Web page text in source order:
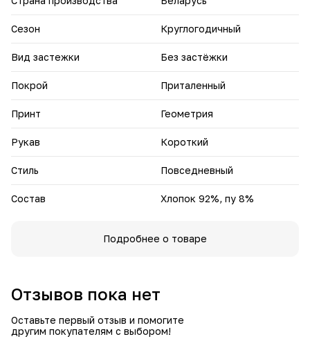
Сезон Круглогодичный
Вид застежки Без застёжки
Покрой Приталенный
Принт Геометрия
Рукав Короткий
Стиль Повседневный
Состав Хлопок 92%, пу 8%
Подробнее о товаре
Отзывов пока нет
Оставьте первый отзыв и помогите
другим покупателям с выбором!